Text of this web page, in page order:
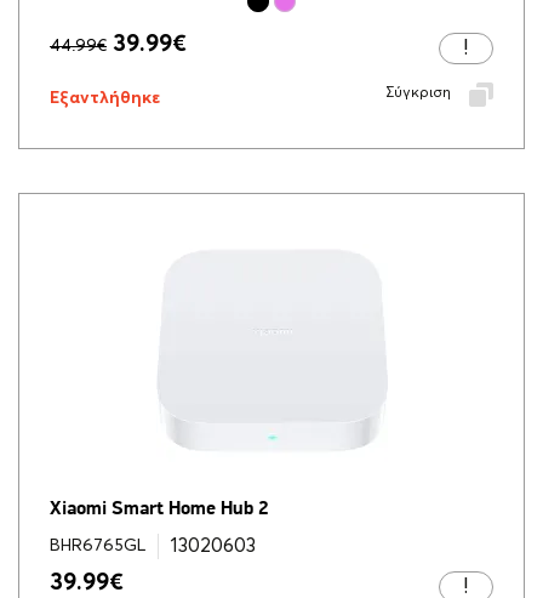
44.99€ 39.99€
Εξαντλήθηκε Σύγκριση
Xiaomi Smart Home Hub 2
BHR6765GL 13020603
39.99€